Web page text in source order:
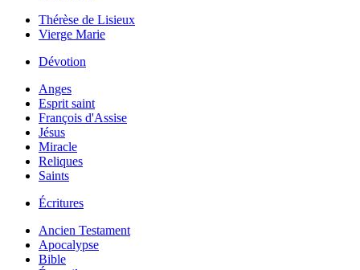
Thérèse de Lisieux
Vierge Marie
Dévotion
Anges
Esprit saint
François d'Assise
Jésus
Miracle
Reliques
Saints
Écritures
Ancien Testament
Apocalypse
Bible